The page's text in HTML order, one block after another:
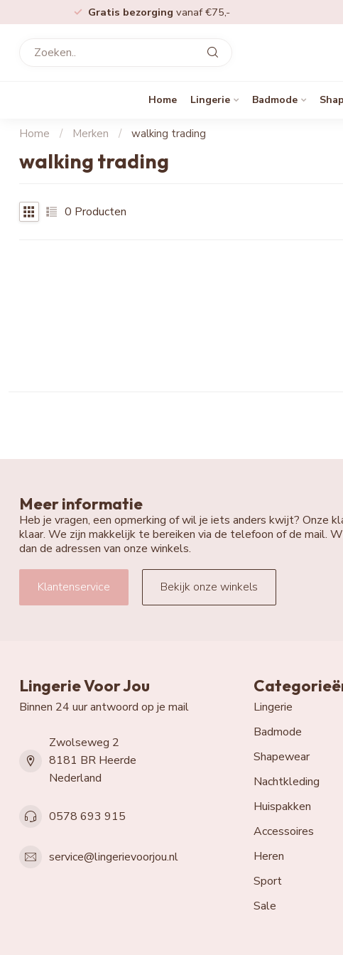
Gratis bezorging vanaf €75,-
Home Lingerie Badmode
Home / Merken / walking trading
walking trading
0 Producten
Meer informatie
Heb je vragen, een opmerking of wil je iets anders kwijt? Onze
klaar. We zijn makkelijk te bereiken via de telefoon of de mail.
dan de adressen van onze winkels.
Klantenservice Bekijk onze winkels
Lingerie Voor Jou
Binnen 24 uur antwoord op je mail
Zwolseweg 2
8181 BR Heerde
Nederland
0578 693 915
service@lingerievoorjou.nl
Lingerie
Badmode
Shapewear
Nachtkleding
Huispakken
Accessoires
Heren
Sport
Sale